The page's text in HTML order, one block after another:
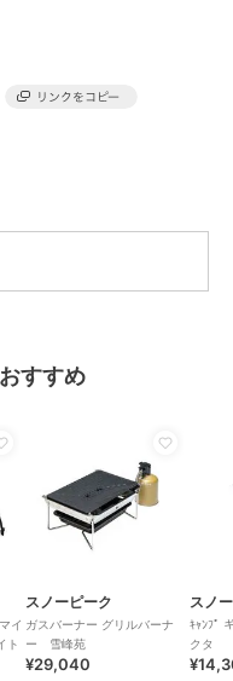
法
すすめ
イ
ト
スノーピーク
ガスバーナー グリルバーナ
ー 雪峰苑
¥29,040
スノ
ｷｬﾝﾌﾟ
クタ